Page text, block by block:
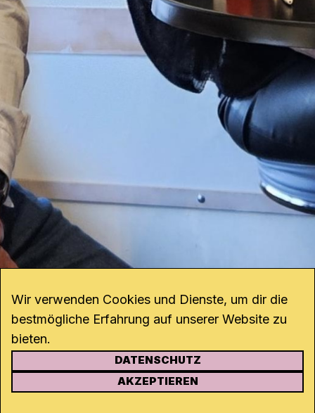
KONTAKT
Wir verwenden Cookies und Dienste, um dir die
bestmögliche Erfahrung auf unserer Website zu
bieten.
DATENSCHUTZ
AKZEPTIEREN